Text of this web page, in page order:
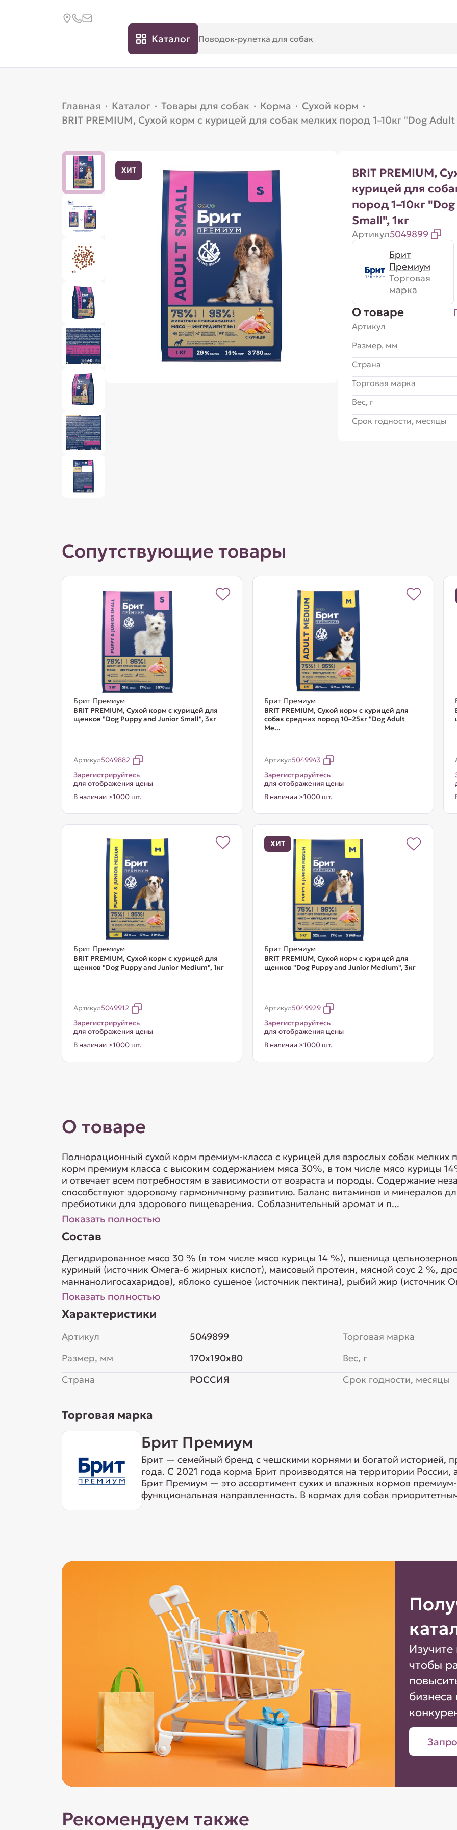
Каталог
Главная · Каталог · Товары для собак · Корма · Сухой корм ·
BRIT PREMIUM, Сухой корм с курицей для собак мелких пород 1–10кг "Dog Adult
ХИТ
BRIT PREMIUM,
курицей для
пород 1–10кг
Small", 1кг
Артикул5049899
Брит
Премиум
Торговая
марка
О товаре
Артикул
Размер, мм
Страна
Торговая марка
Вес, г
Срок годности, месяцы
Сопутствующие товары
Брит Премиум
BRIT PREMIUM, Сухой корм с курицей для
щенков "Dog Puppy and Junior Small", 3кг
Артикул5049882
Зарегистрируйтесь
для отображения цены
В наличии >1000 шт.
Брит Премиум
BRIT PREMIUM, Сухой корм с курицей для
собак средних пород 10–25кг "Dog Adult
Me...
Артикул5049943
Зарегистрируйтесь
для отображения цены
В наличии >1000 шт.
Брит Премиум
BRIT PREMIUM, Сухой корм с курицей для
щенков "Dog Puppy and Junior Medium", 1кг
Артикул5049912
Зарегистрируйтесь
для отображения цены
В наличии >1000 шт.
ХИТ
Брит Премиум
BRIT PREMIUM, Сухой корм с курицей для
щенков "Dog Puppy and Junior Medium", 3кг
Артикул5049929
Зарегистрируйтесь
для отображения цены
В наличии >1000 шт.
О товаре
Полнорационный сухой корм премиум-класса с курицей для взрослых собак мелких
корм премиум класса с высоким содержанием мяса 30%, в том числе мясо курицы
и отвечает всем потребностям в зависимости от возраста и породы. Содержание
способствуют здоровому гармоничному развитию. Баланс витаминов и минералов
пребиотики для здорового пищеварения. Соблазнительный аромат и п...
Показать полностью
Состав
Дегидрированное мясо 30 % (в том числе мясо курицы 14 %), пшеница
куриный (источник Омега-6 жирных кислот), маисовый протеин, мясной соус 2 %,
маннанолигосахаридов), яблоко сушеное (источник пектина), рыбий жир (источник
минеральный комплекс, калий хлористый, топинамбур (содержит инулин...
Показать полностью
Характеристики
Артикул
5049899
Размер, мм
170x190x80
Страна
РОССИЯ
Торговая марка
Вес, г
Срок годности, месяцы
Торговая марка
Брит Премиум
Брит — семейный бренд с чешскими корнями и богатой историей,
года. С 2021 года корма Брит производятся на территории России,
Брит Премиум — это ассортимент сухих и влажных кормов премиум-
функциональная направленность. В кормах для собак
чтобы
Рекомендуем также